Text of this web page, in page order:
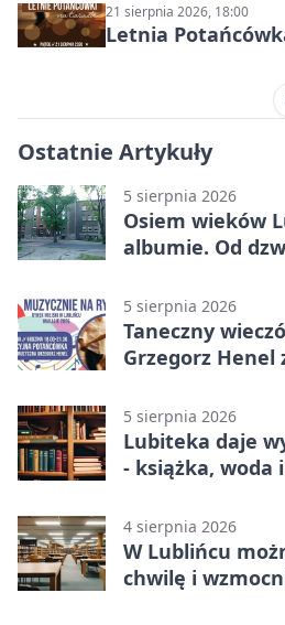
21 sierpnia 2026, 18:00
Letnia
Ostatnie Artykuły
5 sierpnia 2026
Osiem wieków
albumie. Od
5 sierpnia 2026
Taneczny
Grzegorz Henel
5 sierpnia 2026
Lubiteka daje
- książka, woda
4 sierpnia 2026
W Lublińcu
chwilę i